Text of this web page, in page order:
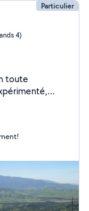
Particulier
4)
toute
tranquillité